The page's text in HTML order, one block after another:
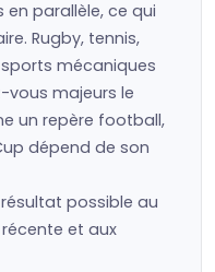
en parallèle, ce qui
Rugby, tennis,
mécaniques
vous majeurs le
un repère football,
dépend de son
possible au
et aux